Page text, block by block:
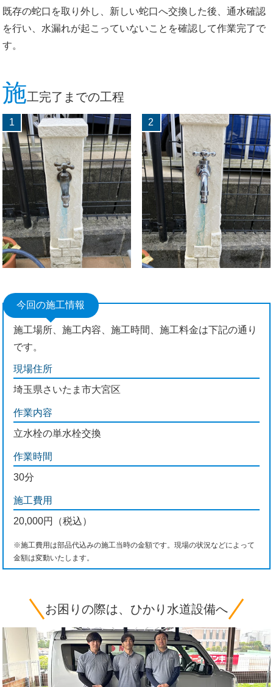
既存の蛇口を取り外し、新しい蛇口へ交換した後、通水確認
を行い、水漏れが起こっていないことを確認して作業完了で
す。
施工完了までの工程
1 2
今回の施工情報
施工場所、施工内容、施工時間、施工料金は下記の通り
です。
現場住所
埼玉県さいたま市大宮区
作業内容
立水栓の単水栓交換
作業時間
30分
施工費用
20,000円（税込）
※施工費用は部品代込みの施工当時の金額です。現場の状況などによって
金額は変動いたします。
お困りの際は、ひかり水道設備へ